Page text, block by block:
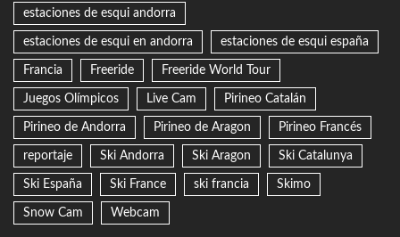
estaciones de esqui andorra
estaciones de esqui en andorra estaciones de esqui españa
Francia Freeride Freeride World Tour
Juegos Olímpicos Live Cam Pirineo Catalán
Pirineo de Andorra Pirineo de Aragon Pirineo Francés
reportaje Ski Andorra Ski Aragon Ski Catalunya
Ski España Ski France ski francia Skimo
Snow Cam Webcam